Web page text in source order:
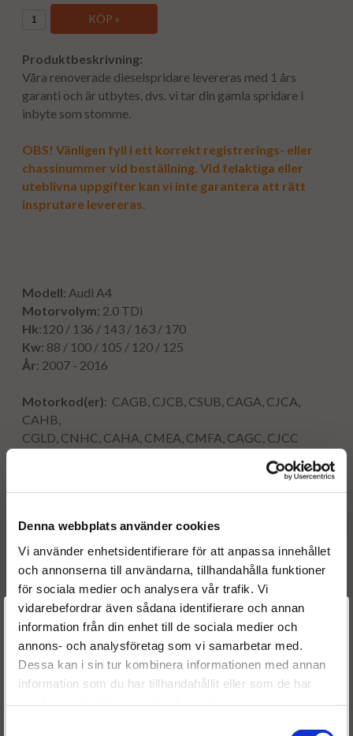
Denna webbplats använder cookies
Vi använder enhetsidentifierare för att anpassa innehållet
och annonserna till användarna, tillhandahålla funktioner
för sociala medier och analysera vår trafik. Vi
vidarebefordrar även sådana identifierare och annan
information från din enhet till de sociala medier och
annons- och analysföretag som vi samarbetar med.
Dessa kan i sin tur kombinera informationen med annan
information som du har tillhandahållit eller som de har
KÖP »
Produktbeskrivning:
Våra renoverade dieselspridare levereras med 1 års
garanti och är utbytes, dvs. vi tar din gamla spridare i
inbyte som stomme.
OBS! Vänligen fyll i ett korrekt registrerings- eller
chassinummer vid beställning. Vid felaktiga eller
uteblivna uppgifter kan vi inte garantera att rätt
insprutare levereras.
Modell: Audi A4
Motorvolym: 2.0 TDi
Hk:120 / 136 / 143 / 163 / 170
Kw: 88 / 100 / 105 / 120 / 125
År: 2007 - 2016
Motorkod(er): CAGB, CJCB, CSUB, CAGA, CJCA,
CAHB,
​CGLD, CNHC, CAHA, CMEA, CMFA, CAGC, CJCC
03L 130 277 AUDI
0445116030 BOSCH
0 445 116 029 BOSCH
0 445 116 005 BOSCH
0 986 435 366 BOSCH
0 445 116 004 BOSCH
03L 130 277
03L 130 855 X
Välkommen till
Dieselspecialisten.se
För att förbättra din upplevelse på vår hemsida ber vi dig
välja vilken kategori du tillhör